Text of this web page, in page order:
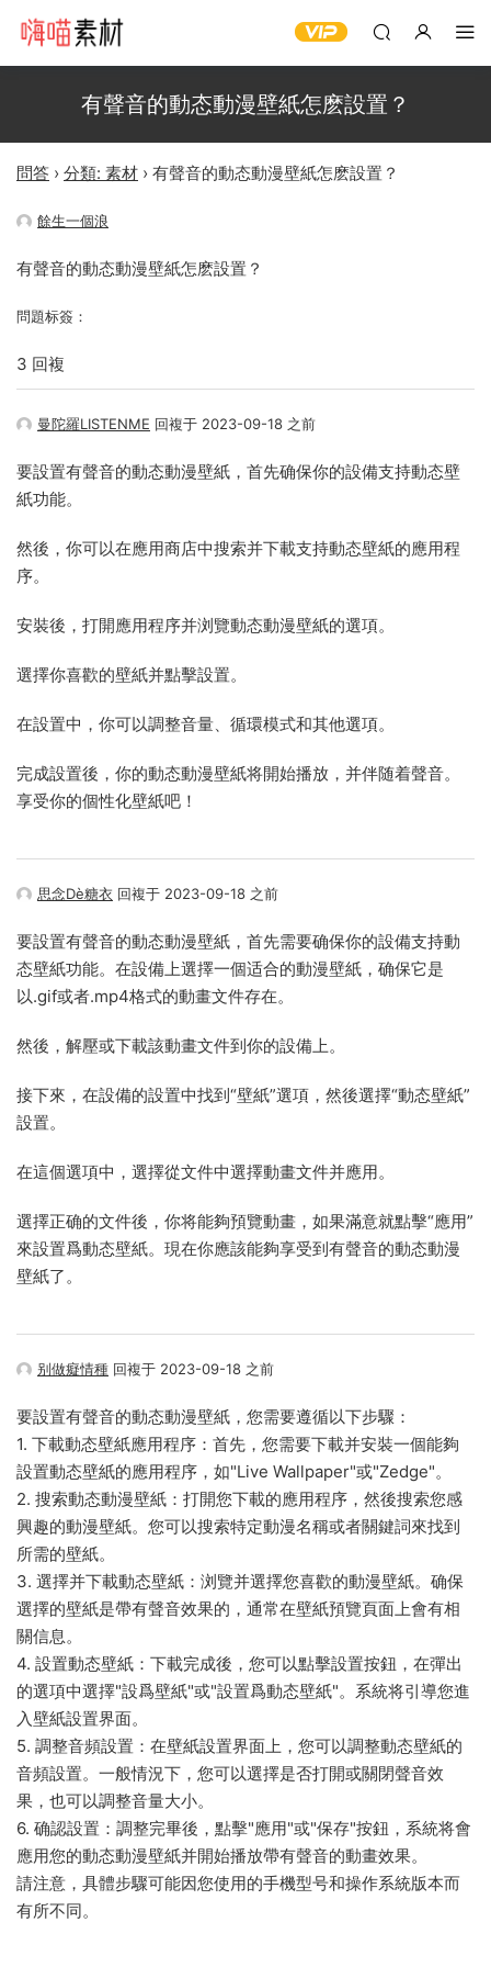
有聲音的動态動漫壁紙怎麽設置？
問答 › 分類: 素材 › 有聲音的動态動漫壁紙怎麽設置？
餘生一個浪
有聲音的動态動漫壁紙怎麽設置？
問題标簽：
3 回複
曼陀羅LISTENME 回複于 2023-09-18 之前
要設置有聲音的動态動漫壁紙，首先确保你的設備支持動态壁
紙功能。
然後，你可以在應用商店中搜索并下載支持動态壁紙的應用程
序。
安裝後，打開應用程序并浏覽動态動漫壁紙的選項。
選擇你喜歡的壁紙并點擊設置。
在設置中，你可以調整音量、循環模式和其他選項。
完成設置後，你的動态動漫壁紙将開始播放，并伴随着聲音。
享受你的個性化壁紙吧！
思念Dè糖衣 回複于 2023-09-18 之前
要設置有聲音的動态動漫壁紙，首先需要确保你的設備支持動
态壁紙功能。在設備上選擇一個适合的動漫壁紙，确保它是
以.gif或者.mp4格式的動畫文件存在。
然後，解壓或下載該動畫文件到你的設備上。
接下來，在設備的設置中找到“壁紙”選項，然後選擇“動态壁紙”
設置。
在這個選項中，選擇從文件中選擇動畫文件并應用。
選擇正确的文件後，你将能夠預覽動畫，如果滿意就點擊“應用”
來設置爲動态壁紙。現在你應該能夠享受到有聲音的動态動漫
壁紙了。
别做癡情種 回複于 2023-09-18 之前
要設置有聲音的動态動漫壁紙，您需要遵循以下步驟：
1. 下載動态壁紙應用程序：首先，您需要下載并安裝一個能夠
設置動态壁紙的應用程序，如"Live Wallpaper"或"Zedge"。
2. 搜索動态動漫壁紙：打開您下載的應用程序，然後搜索您感
興趣的動漫壁紙。您可以搜索特定動漫名稱或者關鍵詞來找到
所需的壁紙。
3. 選擇并下載動态壁紙：浏覽并選擇您喜歡的動漫壁紙。确保
選擇的壁紙是帶有聲音效果的，通常在壁紙預覽頁面上會有相
關信息。
4. 設置動态壁紙：下載完成後，您可以點擊設置按鈕，在彈出
的選項中選擇"設爲壁紙"或"設置爲動态壁紙"。系統将引導您進
入壁紙設置界面。
5. 調整音頻設置：在壁紙設置界面上，您可以調整動态壁紙的
音頻設置。一般情況下，您可以選擇是否打開或關閉聲音效
果，也可以調整音量大小。
6. 确認設置：調整完畢後，點擊"應用"或"保存"按鈕，系統将會
應用您的動态動漫壁紙并開始播放帶有聲音的動畫效果。
請注意，具體步驟可能因您使用的手機型号和操作系統版本而
有所不同。